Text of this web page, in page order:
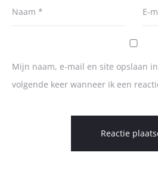
Naam * E-
Mijn naam, e-mail en site opslaan
volgende keer wanneer ik een